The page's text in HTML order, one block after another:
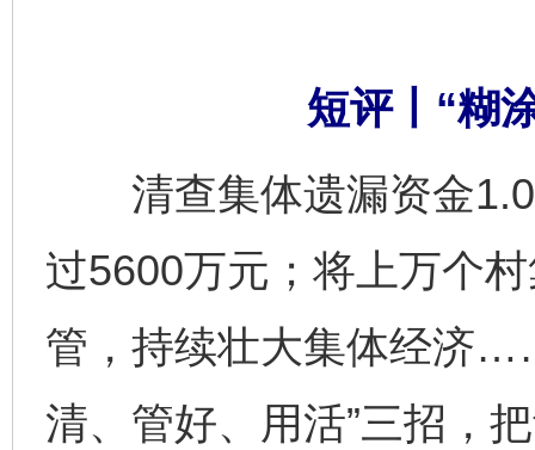
短评丨“糊
清查集体遗漏资金
过5600万元；将上万个
管，持续壮大集体经济
清、管好、用活”三招，